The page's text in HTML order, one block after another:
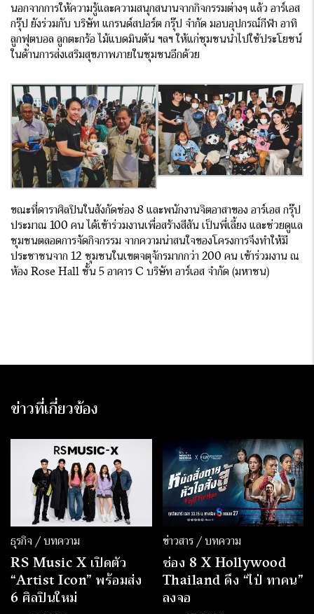
นอกจากการให้ความรู้และความสนุกสนานจากกิจกรรมต่างๆ แล้ว อาร์เอส
กรุ๊ป ยังร่วมกับ บริษัท แกรนด์สปอร์ต กรุ๊ป จำกัด มอบอุปกรณ์กีฬา อาทิ
ลูกฟุตบอล ลูกตะกร้อ ไม้แบดมินตัน ฯลฯ ให้แก่ชุมชนนำไปใช้ประโยชน์
ในด้านการส่งเสริมสุขภาพภายในชุมชนอีกด้วย
ขณะที่ดาราศิลปินในสังกัดช่อง 8 และพนักงานจิตอาสาของ อาร์เอส กรุ๊ป
ประมาณ 100 คน ได้เข้าร่วมงานเพื่อสร้างสีสัน เป็นพี่เลี้ยง และช่วยดูแล
ชุมชนตลอดการจัดกิจกรรม จากความน่าสนใจของโครงการจึงทำให้มี
ประชาชนจาก 12 ชุมชนในเขตจตุจักรมากกว่า 200 คน เข้าร่วมงาน ณ
ห้อง Rose Hall ชั้น 5 อาคาร C บริษัท อาร์เอส จำกัด (มหาชน)
ข่าวที่เกี่ยวข้อง
ธุรกิจ / บทความ
RS Music X เปิดตัว
“Artist Icon” พร้อมส่ง
6 ศิลปินใหม่
ข่าวสาร / บทความ
ช่อง 8 X Hollywood
Thailand ดึง “ไป่ ทาคน”
ลงจอ